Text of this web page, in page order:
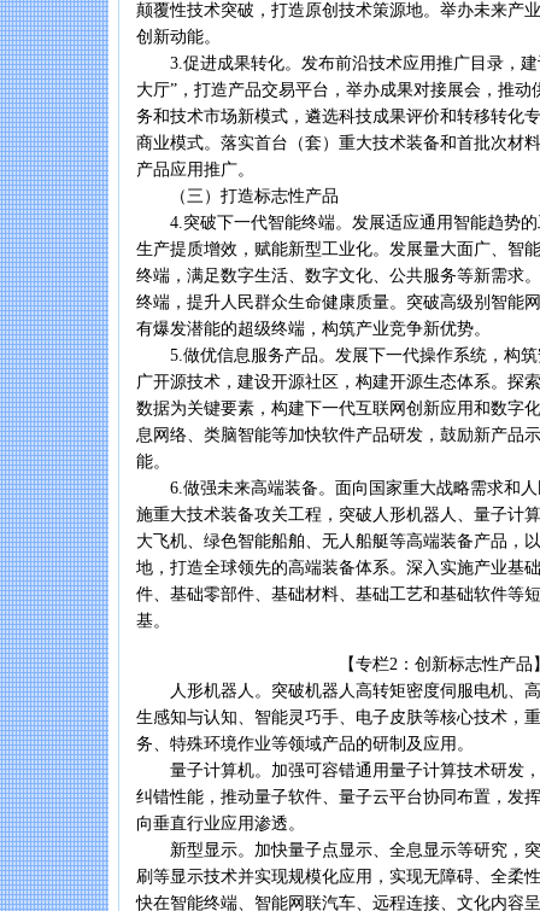
颠覆性技术突破，打造原创技术策源地。举办未来产
创新动能。
3.促进成果转化。发布前沿技术应用推广目录，建
大厅”，打造产品交易平台，举办成果对接展会，推动
务和技术市场新模式，遴选科技成果评价和转移转化
商业模式。落实首台（套）重大技术装备和首批次材
产品应用推广。
（三）打造标志性产品
4.突破下一代智能终端。发展适应通用智能趋势的
生产提质增效，赋能新型工业化。发展量大面广、智
终端，满足数字生活、数字文化、公共服务等新需求
终端，提升人民群众生命健康质量。突破高级别智能
有爆发潜能的超级终端，构筑产业竞争新优势。
5.做优信息服务产品。发展下一代操作系统，构筑
广开源技术，建设开源社区，构建开源生态体系。探
数据为关键要素，构建下一代互联网创新应用和数字
息网络、类脑智能等加快软件产品研发，鼓励新产品
能。
6.做强未来高端装备。面向国家重大战略需求和人
施重大技术装备攻关工程，突破人形机器人、量子计
大飞机、绿色智能船舶、无人船艇等高端装备产品，
地，打造全球领先的高端装备体系。深入实施产业基
件、基础零部件、基础材料、基础工艺和基础软件等
基。
【专栏2：创新标志性产品
人形机器人。突破机器人高转矩密度伺服电机、高
生感知与认知、智能灵巧手、电子皮肤等核心技术，
务、特殊环境作业等领域产品的研制及应用。
量子计算机。加强可容错通用量子计算技术研发，
纠错性能，推动量子软件、量子云平台协同布置，发
向垂直行业应用渗透。
新型显示。加快量子点显示、全息显示等研究，
刷等显示技术并实现规模化应用，实现无障碍、全柔
快在智能终端、智能网联汽车、远程连接、文化内容